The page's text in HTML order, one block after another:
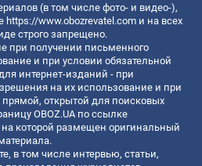
(в том числе фото- и видео-),
https://www.obozrevatel.com и на всех
строго запрещено.
при получении письменного
и при условии обязательной
интернет-изданий - при
на их использование и при
открытой для поисковых
OBOZ.UA по ссылке
на которой размещен оригинальный
в том числе интервью, статьи,